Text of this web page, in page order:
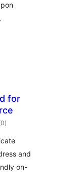
for
कुल
दर)
and
on-